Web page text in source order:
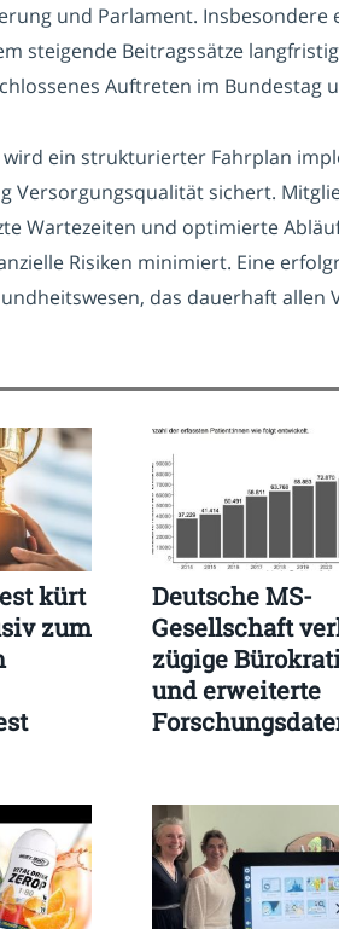
und Parlament.
steigende Beitragssätze
Auftreten im Bundestag
ein strukturierter Fahrplan
Versorgungsqualität sichert.
Wartezeiten und optimierte
Risiken minimiert. Eine
das dauerhaft allen
kürt
zum
Deutsche MS-
Gesellschaft
zügige
und erweiterte